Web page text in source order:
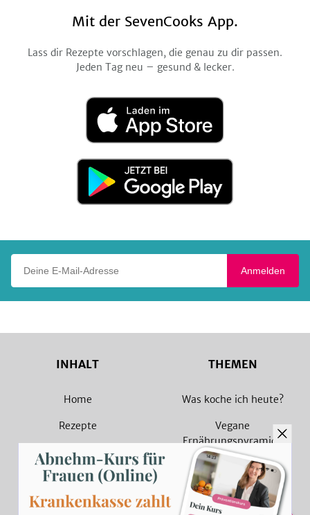
Mit der SevenCooks App.
Lass dir Rezepte vorschlagen, die genau zu dir passen.
Jeden Tag neu – gesund & lecker.
Laden
im
App
Jetzt
Google
Anmelden
INHALT
Home
Rezepte
Magazin
Sammlungen
Rezept Suche
THEMEN
Was koche ich heute?
Vegane
Ernährungspyramide
Vegane Rezepte
Vegetarische Rezepte